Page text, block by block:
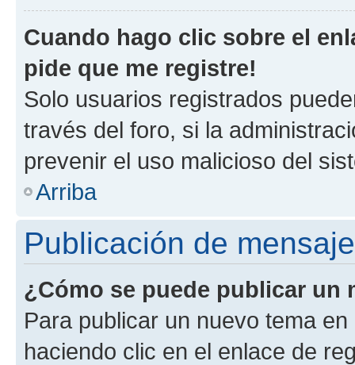
Cuando hago clic sobre el
pide que me registre!
Solo usuarios registrados
través del foro, si la
prevenir el uso malicioso del
Arriba
Publicación de
¿Cómo se puede publicar un
Para publicar un nuevo tema
haciendo clic en el enlace de